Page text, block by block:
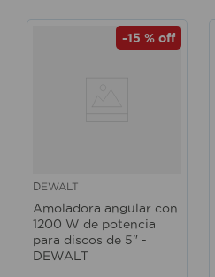
-15 % off
DEWALT
Amoladora angular con
1200 W de potencia
para discos de 5" -
DEWALT